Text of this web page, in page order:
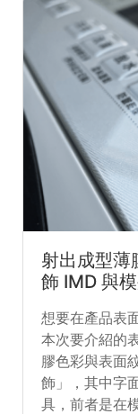
射出成型薄
飾 IMD 與
想要在產品表
本次要介紹的
膠色彩與表面
飾」，其中字
具，前者是在